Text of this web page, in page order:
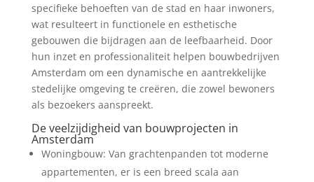
specifieke behoeften van de stad en haar inwoners,
wat resulteert in functionele en esthetische
gebouwen die bijdragen aan de leefbaarheid. Door
hun inzet en professionaliteit helpen bouwbedrijven
Amsterdam om een dynamische en aantrekkelijke
stedelijke omgeving te creëren, die zowel bewoners
als bezoekers aanspreekt.
De veelzijdigheid van bouwprojecten in
Amsterdam
Woningbouw: Van grachtenpanden tot moderne
appartementen, er is een breed scala aan